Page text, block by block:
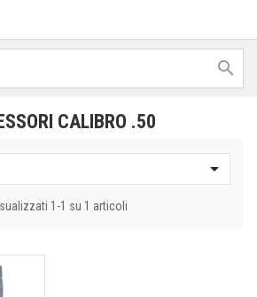

CALIBRO .50

1-1 su 1 articoli